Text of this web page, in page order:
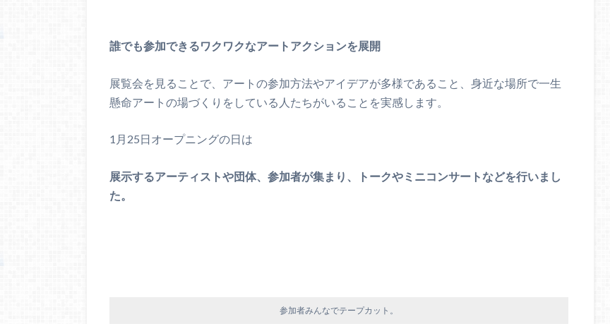
誰でも参加できるワクワクなアートアクションを展開
展覧会を見ることで、アートの参加方法やアイデアが多様であること、身近な場所で一生
懸命アートの場づくりをしている人たちがいることを実感します。
1月25日オープニングの日は
展示するアーティストや団体、参加者が集まり、トークやミニコンサートなどを行いまし
た。
参加者みんなでテープカット。